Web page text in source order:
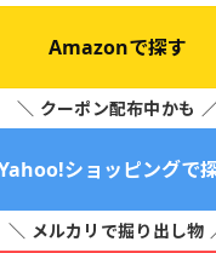
Amazonで探す
＼ クーポン配布中かも
ショッピングで
＼ メルカリで掘り出し物